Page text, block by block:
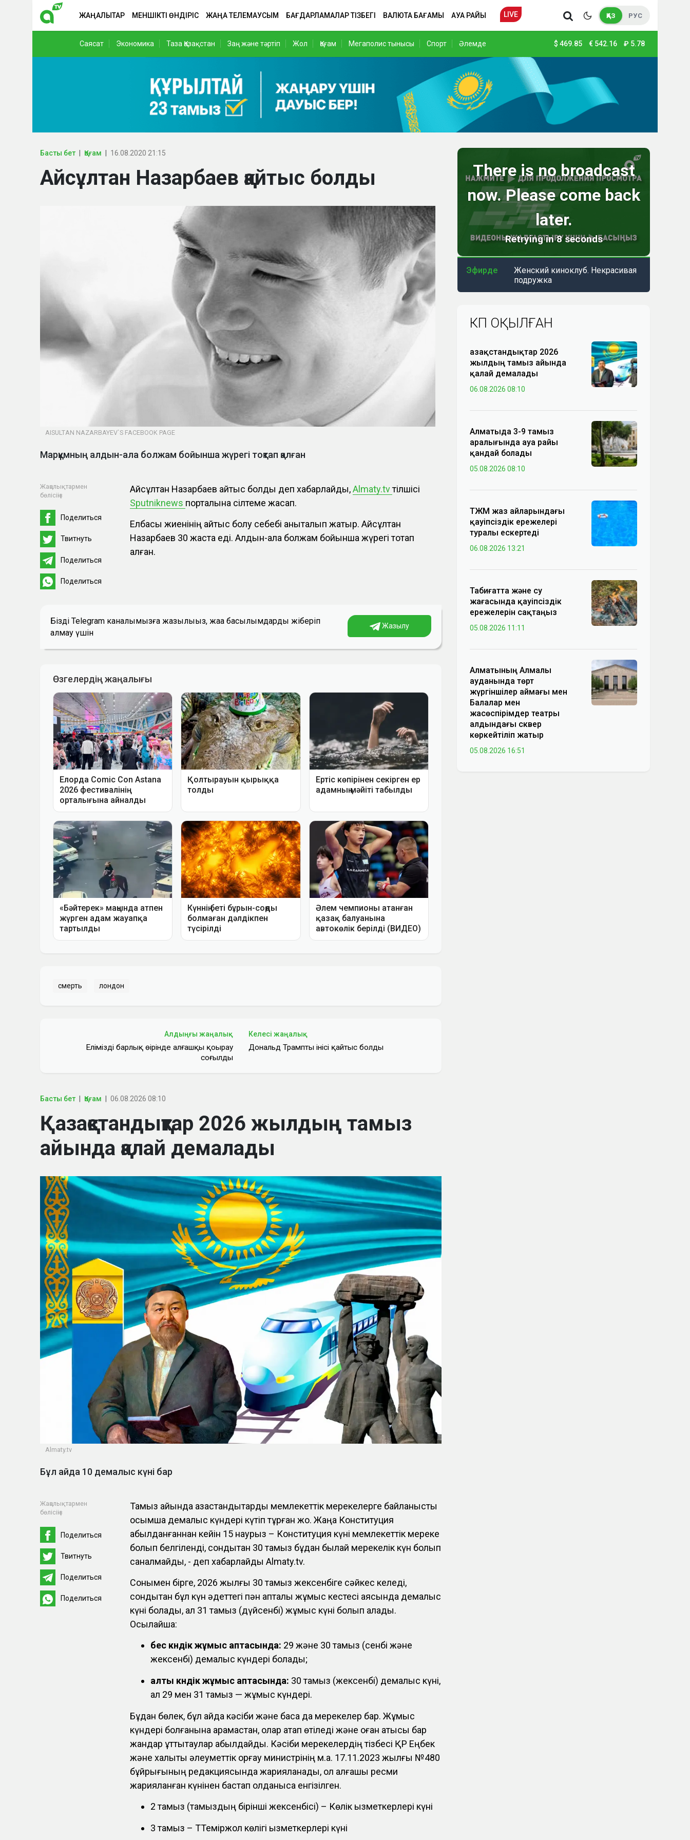
ЖАҢАЛЫҚТАР МЕНШІКТІ ӨНДІРІС ЖАҢА ТЕЛЕМАУСЫМ БАҒДАРЛАМАЛАР ТІЗБЕГІ ВАЛЮТА БАҒАМЫ АУА РАЙЫ LIVE ҚАЗ РУС
Саясат Экономика Таза Қазақстан Заң және тәртіп Жол Қоғам Мегаполис тынысы Спорт Әлемде $ 469.85 € 542.16 ₽ 5.78
Басты бет Қоғам 16.08.2020 21:15
Айсұлтан Назарбаев қайтыс болды
AISULTAN NAZARBAYEV`S FACEBOOK PAGE
Марқұмның алдын-ала болжам бойынша жүрегі тоқтап қалған
Жаңалықтармен
бөлісіңіз
Поделиться
Твитнуть
Поделиться
Поделиться
Айсұлтан Назарбаев қайтыс болды деп хабарлайды,Almaty.tvтілшісі
Sputniknews порталына сілтеме жасап.
Елбасы жиенінің қайтыс болу себебі анықталып жатыр. Айсұлтан
Назарбаев 30 жаста еді. Алдын-ала болжам бойынша жүрегі тоқтап
қалған.
Біздің Telegram каналымызға жазылыңыз, жаңа басылымдарды жіберіп
алмау үшін
Жазылу
смерть лондон
Алдыңғы жаңалық
Еліміздің барлық өңірінде алғашқы қоңырау
соғылды
Келесі жаңалық
Дональд Трамптың інісі қайтыс болды
Басты бет Қоғам 06.08.2026 08:10
Қазақстандықтар 2026 жылдың тамыз
айында қалай демалады
Almaty.tv
Бұл айда 10 демалыс күні бар
Жаңалықтармен
бөлісіңіз
Поделиться
Твитнуть
Поделиться
Поделиться
Тамыз айында қазақстандықтарды мемлекеттік мерекелерге байланысты
қосымша демалыс күндері күтіп тұрған жоқ. Жаңа Конституция
қабылданғаннан кейін 15 наурыз – Конституция күні мемлекеттік мереке
болып белгіленді, сондықтан 30 тамыз бұдан былай мерекелік күн болып
саналмайды, - деп хабарлайды Almaty.tv.
Сонымен бірге, 2026 жылғы 30 тамыз жексенбіге сәйкес келеді,
сондықтан бұл күн әдеттегі пән апталық жұмыс кестесі аясында демалыс
күні болады, ал 31 тамыз (дүйсенбі) жұмыс күні болып қалады.
Осылайша:
бес күндік жұмыс аптасында: 29 және 30 тамыз (сенбі және
жексенбі) демалыс күндері болады;
алты күндік жұмыс аптасында: 30 тамыз (жексенбі) демалыс күні,
ал 29 мен 31 тамыз — жұмыс күндері.
Бұдан бөлек, бұл айда кәсіби және басқа да мерекелер бар. Жұмыс
күндері болғанына қарамастан, олар атап өтіледі және оған қатысы бар
жандар құттықтаулар қабылдайды. Кәсіби мерекелердің тізбесі ҚР Еңбек
және халықты әлеуметтік қорғау министрінің м.а. 17.11.2023 жылғы №480
бұйрығының редакциясында жарияланады, ол алғашқы ресми
жарияланған күнінен бастап қолданысқа енгізілген.
2 тамыз (тамыздың бірінші жексенбісі) – Көлік қызметкерлері күні
3 тамыз – ТТеміржол көлігі қызметкерлері күні
Эфирде
Женский киноклуб. Некрасивая
подружка
КӨП ОҚЫЛҒАН
Қазақстандықтар 2026
жылдың тамыз айында
қалай демалады
06.08.2026 08:10
Алматыда 3-9 тамыз
аралығында ауа райы
қандай болады
05.08.2026 08:10
ТЖМ жаз айларындағы
қауіпсіздік ережелері
туралы ескертеді
06.08.2026 13:21
Табиғатта және су
жағасында қауіпсіздік
ережелерін сақтаңыз
05.08.2026 11:11
Алматының Алмалы
ауданында төрт
жүргіншілер аймағы мен
Балалар мен
жасөспірімдер театры
алдындағы сквер
көркейтіліп жатыр
05.08.2026 16:51